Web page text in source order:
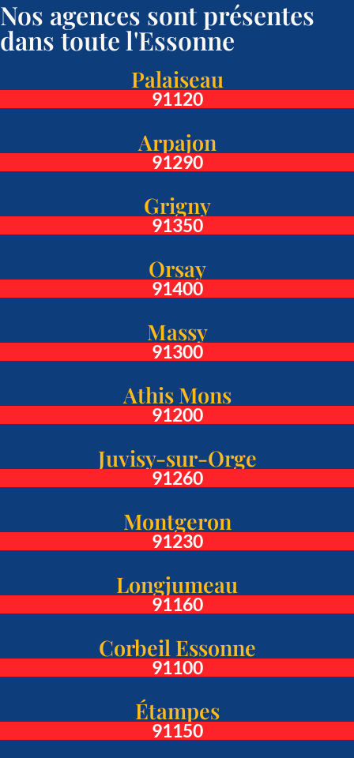
Nos agences sont présentes
dans toute l'Essonne
Palaiseau
91120
Arpajon
91290
Grigny
91350
Orsay
91400
Massy
91300
Athis Mons
91200
Juvisy-sur-Orge
91260
Montgeron
91230
Longjumeau
91160
Corbeil Essonne
91100
Étampes
91150